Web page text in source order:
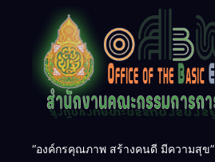
“องค์กรคุณภาพ สร้างคนดี มีความสุข”